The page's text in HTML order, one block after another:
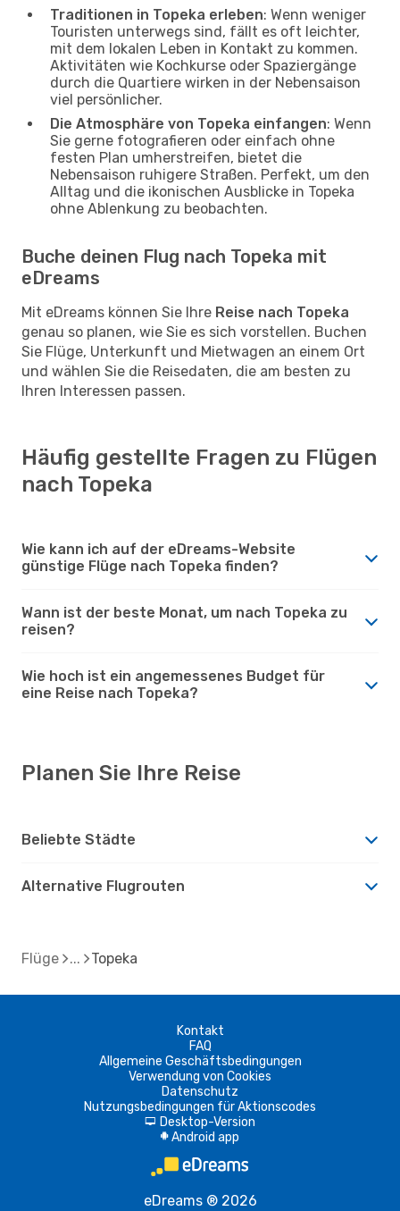
Traditionen in Topeka erleben: Wenn weniger
Touristen unterwegs sind, fällt es oft leichter,
mit dem lokalen Leben in Kontakt zu kommen.
Aktivitäten wie Kochkurse oder Spaziergänge
durch die Quartiere wirken in der Nebensaison
viel persönlicher.
Die Atmosphäre von Topeka einfangen: Wenn
Sie gerne fotografieren oder einfach ohne
festen Plan umherstreifen, bietet die
Nebensaison ruhigere Straßen. Perfekt, um den
Alltag und die ikonischen Ausblicke in Topeka
ohne Ablenkung zu beobachten.
Buche deinen Flug nach Topeka mit
eDreams
Mit eDreams können Sie Ihre Reise nach Topeka
genau so planen, wie Sie es sich vorstellen. Buchen
Sie Flüge, Unterkunft und Mietwagen an einem Ort
und wählen Sie die Reisedaten, die am besten zu
Ihren Interessen passen.
Häufig gestellte Fragen zu Flügen
nach Topeka
Wie kann ich auf der eDreams-Website
günstige Flüge nach Topeka finden?
Wann ist der beste Monat, um nach Topeka zu
reisen?
Wie hoch ist ein angemessenes Budget für
eine Reise nach Topeka?
Planen Sie Ihre Reise
Beliebte Städte
Alternative Flugrouten
Flüge Topeka
Kontakt
FAQ
Allgemeine Geschäftsbedingungen
Verwendung von Cookies
Datenschutz
Nutzungsbedingungen für Aktionscodes
d Desktop-Version
A Android app
eDreams ® 2026